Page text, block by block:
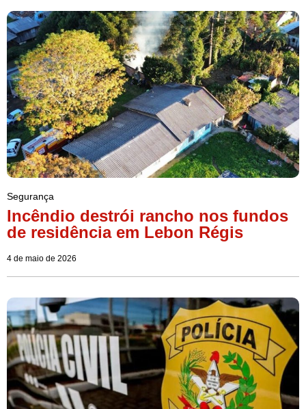
Segurança
Incêndio destrói rancho nos fundos
de residência em Lebon Régis
4 de maio de 2026